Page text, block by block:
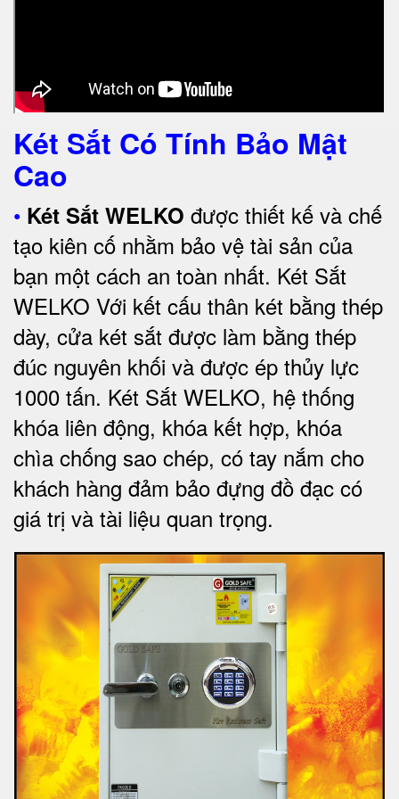
Két Sắt Có Tính Bảo Mật
Cao
• Két Sắt WELKO được thiết kế và chế
tạo kiên cố nhằm bảo vệ tài sản của
bạn một cách an toàn nhất. Két Sắt
WELKO Với kết cấu thân két bằng thép
dày, cửa két sắt được làm bằng thép
đúc nguyên khối và được ép thủy lực
1000 tấn. Két Sắt WELKO, hệ thống
khóa liên động, khóa kết hợp, khóa
chìa chống sao chép, có tay nắm cho
khách hàng đảm bảo đựng đồ đạc có
giá trị và tài liệu quan trọng.